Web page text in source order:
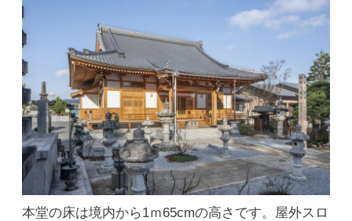
本堂の床は境内から1ｍ65cmの高さです。屋外スロ